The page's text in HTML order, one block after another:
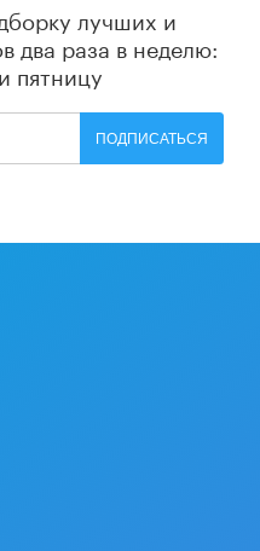
лучших и
два раза в неделю:
пятницу
ПОДПИСАТЬСЯ